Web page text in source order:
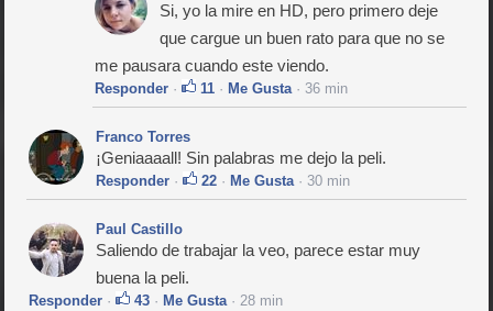
Si, yo la mire en HD, pero primero deje
que cargue un buen rato para que no se
me pausara cuando este viendo.
Responder · 11 · Me Gusta· 36 min
Franco Torres
¡Geniaaaall! Sin palabras me dejo la peli.
Responder · 22 · Me Gusta· 30 min
Paul Castillo
Saliendo de trabajar la veo, parece estar muy
buena la peli.
Responder · 43 · Me Gusta· 28 min